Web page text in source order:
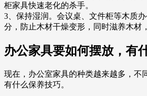
柜家具快速老化的杀手。
3、保持湿润。会议桌、文件柜等木质
分，防止木材干燥变形，同时滋养木材
办公家具要如何摆放，有
现在，办公室家具的种类越来越多，不
有什么保养技巧。